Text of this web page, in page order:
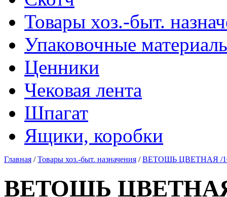
Товары хоз.-быт.
Упаковочные
Ценники
Чековая лента
Шпагат
Ящики, коробки
Главная /Товары хоз.-быт. назначения /ВЕТОШЬ ЦВЕТНАЯ /
ВЕТОШЬ ЦВЕТНАЯ